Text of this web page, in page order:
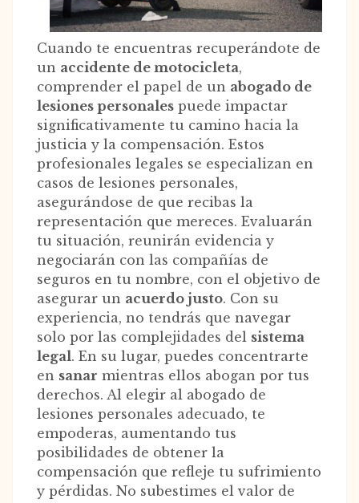
Cuando te encuentras recuperándote de
un accidente de motocicleta,
comprender el papel de un abogado de
lesiones personales puede impactar
significativamente tu camino hacia la
justicia y la compensación. Estos
profesionales legales se especializan en
casos de lesiones personales,
asegurándose de que recibas la
representación que mereces. Evaluarán
tu situación, reunirán evidencia y
negociarán con las compañías de
seguros en tu nombre, con el objetivo de
asegurar un acuerdo justo. Con su
experiencia, no tendrás que navegar
solo por las complejidades del sistema
legal. En su lugar, puedes concentrarte
en sanar mientras ellos abogan por tus
derechos. Al elegir al abogado de
lesiones personales adecuado, te
empoderas, aumentando tus
posibilidades de obtener la
compensación que refleje tu sufrimiento
y pérdidas. No subestimes el valor de